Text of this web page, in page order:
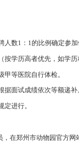
数1：1的比例确定参加
学历高者优先，如学历
等医院自行体检。
面试成绩依次等额递补
进行。
在郑州市动物园官方网